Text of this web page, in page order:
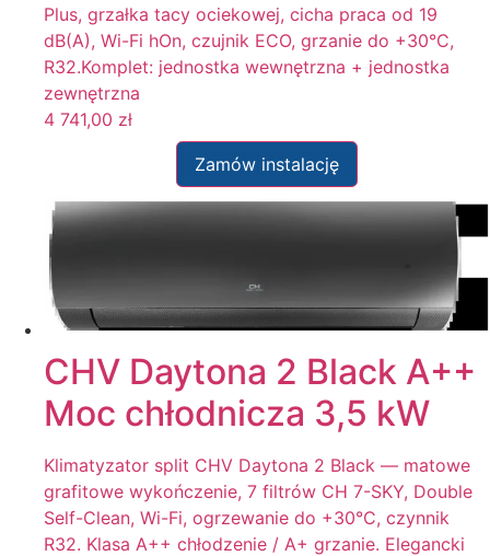
Plus, grzałka tacy ociekowej, cicha praca od 19
dB(A), Wi-Fi hOn, czujnik ECO, grzanie do +30°C,
R32.Komplet: jednostka wewnętrzna + jednostka
zewnętrzna
4 741,00 zł
Zamów instalację
CHV Daytona 2 Black A++
Moc chłodnicza 3,5 kW
Klimatyzator split CHV Daytona 2 Black — matowe
grafitowe wykończenie, 7 filtrów CH 7-SKY, Double
Self-Clean, Wi-Fi, ogrzewanie do +30°C, czynnik
R32. Klasa A++ chłodzenie / A+ grzanie. Elegancki